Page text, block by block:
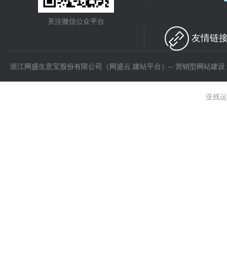
关注微信公众平台
友情链
浙江网盛生意宝股份有限公司（网盛云.建站平台）-- 营销型网站建
亚残